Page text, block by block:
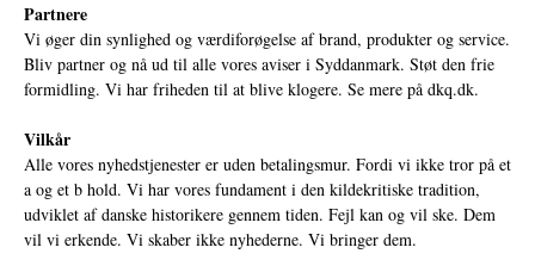
Partnere
Vi øger din synlighed og værdiforøgelse af brand, produkter og service.
Bliv partner og nå ud til alle vores aviser i Syddanmark. Støt den frie
formidling. Vi har friheden til at blive klogere. Se mere på dkq.dk.
Vilkår
Alle vores nyhedstjenester er uden betalingsmur. Fordi vi ikke tror på et
a og et b hold. Vi har vores fundament i den kildekritiske tradition,
udviklet af danske historikere gennem tiden. Fejl kan og vil ske. Dem
vil vi erkende. Vi skaber ikke nyhederne. Vi bringer dem.